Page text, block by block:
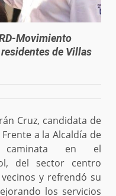
Movimiento
de Villas
Cruz, candidata de
a la Alcaldía de
caminata en el
del sector centro
y refrendó su
los servicios